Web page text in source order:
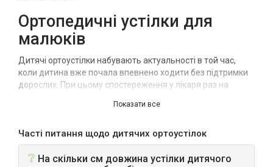
Ортопедичні устілки для
малюків
Дитячі ортоустілки набувають актуальності в той час,
коли дитина вже почала впевнено ходити без підтримки
дорослих. При цьому спостереження у лікаря раз на
динаміці формування ходи і спостерігав за станом стопи
раннього віку.
Якщо в період з 12-18 місяців стопа розвивається без
деформацій та патологій, можна обійтися без ортоустілок.
Показати все
Часті питання щодо дитячих ортоустілок
❔ На скільки см довжина устілки дитячого